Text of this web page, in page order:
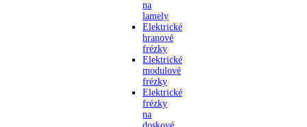
na
lamely
Elektrické
hranové
frézky
Elektrické
modulové
frézky
Elektrické
frézky
na